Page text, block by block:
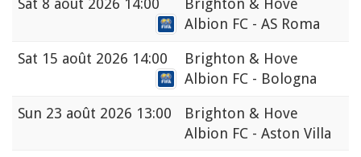
Sat 8 août 2026 14:00
Brighton & Hove
Albion FC - AS Roma
Sat 15 août 2026 14:00
Brighton & Hove
Albion FC - Bologna
Sun 23 août 2026 13:00
Brighton & Hove
Albion FC - Aston Villa